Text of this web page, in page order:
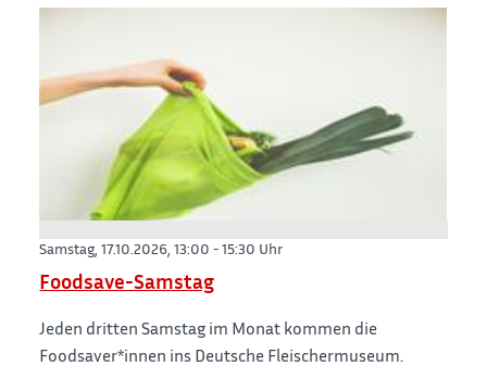
Samstag, 17.10.2026,13:00 - 15:30 Uhr
Foodsave-Samstag
Jeden dritten Samstag im Monat kommen die
Foodsaver*innen ins Deutsche Fleischermuseum.